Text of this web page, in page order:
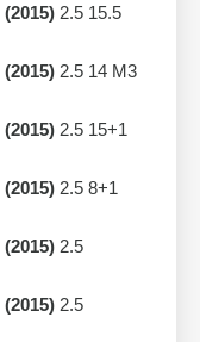
(2015) 2.5 15.5
(2015) 2.5 14 M3
(2015) 2.5 15+1
(2015) 2.5 8+1
(2015) 2.5
(2015) 2.5